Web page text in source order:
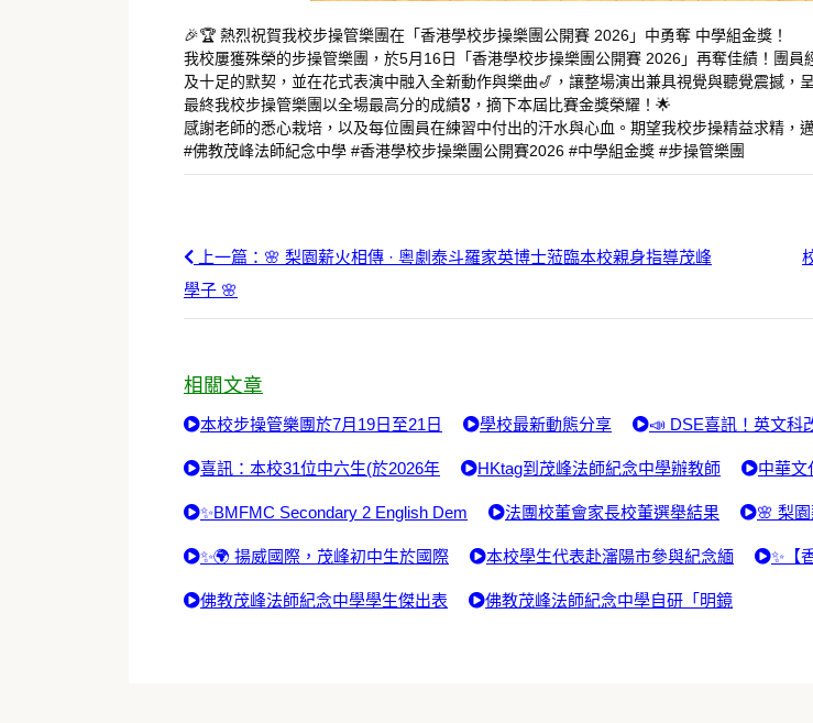
🎉🏆 熱烈祝賀我校步操管樂團在「香港學校步操樂團公開賽 2026」中勇奪 中學組金獎！
我校屢獲殊榮的步操管樂團，於5月16日「香港學校步操樂團公開賽 2026」再奪佳績！團
及十足的默契，並在花式表演中融入全新動作與樂曲🎷，讓整場演出兼具視覺與聽覺震撼，
最終我校步操管樂團以全場最高分的成績🎖️，摘下本屆比賽金獎榮耀！🌟
感謝老師的悉心栽培，以及每位團員在練習中付出的汗水與心血。期望我校步操精益求精，
#佛教茂峰法師紀念中學 #香港學校步操樂團公開賽2026 #中學組金獎 #步操管樂團
上一篇：🌸 梨園薪火相傳 · 粵劇泰斗羅家英博士蒞臨本校親身指導茂峰
學子 🌸
相關文章
本校步操管樂團於7月19日至21日 學校最新動態分享 📣 DSE喜訊！英文科
喜訊：本校31位中六生(於2026年 HKtag到茂峰法師紀念中學辦教師 中華
✨BMFMC Secondary 2 English Dem 法團校董會家長校董選舉結果 🌸 梨
✨🌍 揚威國際，茂峰初中生於國際 本校學生代表赴瀋陽市參與紀念緬 ✨【
佛教茂峰法師紀念中學學生傑出表 佛教茂峰法師紀念中學自研「明鏡